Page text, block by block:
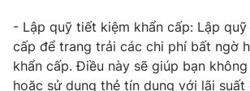
Phó Tổng Biên tập: Nguyễn Thị Mỹ Hạnh,
Nguyễn Trọng Ninh
Tổng đài VTV: 024.38 355 931 - 024.38 355
- Lập quỹ tiết kiệm khẩn cấp: Lập
cấp để trang trải các chi phí bất ngờ
khẩn cấp. Điều này sẽ giúp bạn
hoặc sử dụng thẻ tín dụng với lãi suất